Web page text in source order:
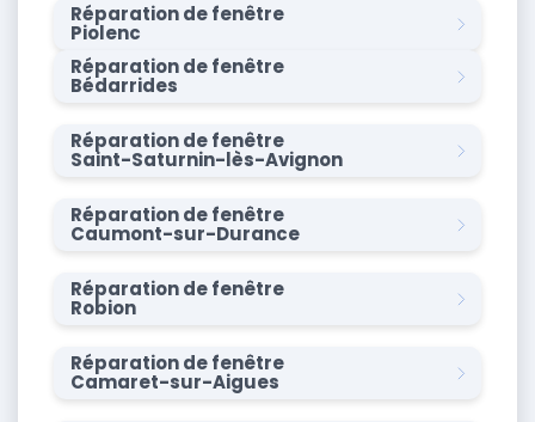
Réparation de fenêtre
Piolenc
Réparation de fenêtre
Bédarrides
Réparation de fenêtre
Saint-Saturnin-lès-Avignon
Réparation de fenêtre
Caumont-sur-Durance
Réparation de fenêtre
Robion
Réparation de fenêtre
Camaret-sur-Aigues